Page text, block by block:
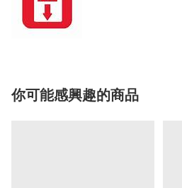
你可能感興趣的商品